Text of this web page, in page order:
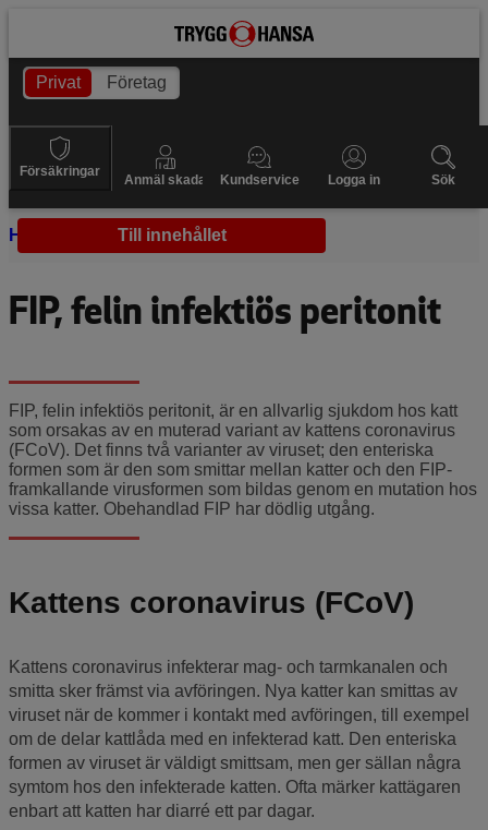
Till innehållet
Privat Företag
Försäkringar
Anmäl skada Kundservice Logga in Sök
Hem Sjukdomar FIP hos katt
FIP, felin infektiös peritonit
FIP, felin infektiös peritonit, är en allvarlig sjukdom hos katt
som orsakas av en muterad variant av kattens coronavirus
(FCoV). Det finns två varianter av viruset; den enteriska
formen som är den som smittar mellan katter och den FIP-
framkallande virusformen som bildas genom en mutation hos
vissa katter. Obehandlad FIP har dödlig utgång.
Kattens coronavirus (FCoV)
Kattens coronavirus infekterar mag- och tarmkanalen och
smitta sker främst via avföringen. Nya katter kan smittas av
viruset när de kommer i kontakt med avföringen, till exempel
om de delar kattlåda med en infekterad katt. Den enteriska
formen av viruset är väldigt smittsam, men ger sällan några
symtom hos den infekterade katten. Ofta märker kattägaren
enbart att katten har diarré ett par dagar.